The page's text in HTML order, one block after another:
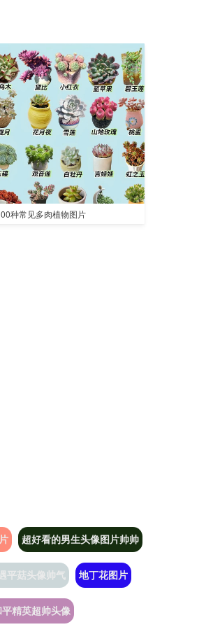
种常见多肉植物图片
超好看的男生头像图片帅帅
平菇头像帅气 地丁花图片
精英超帅头像